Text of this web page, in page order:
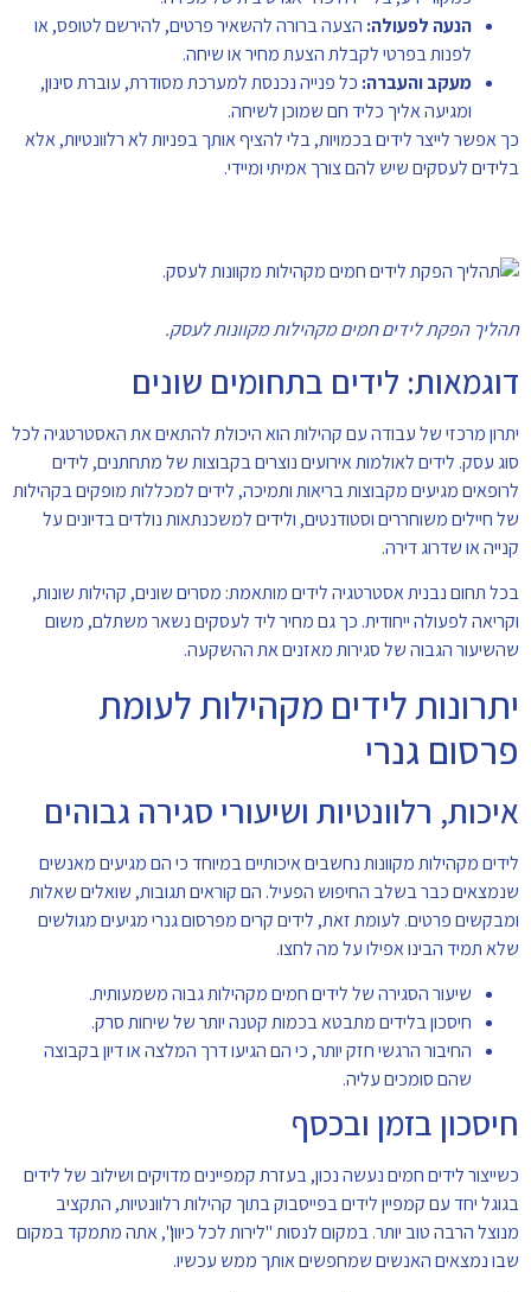
הנעה לפעולה: הצעה ברורה להשאיר פרטים, להירשם לטופס, או
לפנות בפרטי לקבלת הצעת מחיר או שיחה.
מעקב והעברה: כל פנייה נכנסת למערכת מסודרת, עוברת סינון,
ומגיעה אליך כליד חם שמוכן לשיחה.
כך אפשר לייצר לידים בכמויות, בלי להציף אותך בפניות לא רלוונטיות, אלא
בלידים לעסקים שיש להם צורך אמיתי ומיידי.
תהליך הפקת לידים חמים מקהילות מקוונות לעסק.
דוגמאות: לידים בתחומים שונים
יתרון מרכזי של עבודה עם קהילות הוא היכולת להתאים את האסטרטגיה לכל
סוג עסק. לידים לאולמות אירועים נוצרים בקבוצות של מתחתנים, לידים
לרופאים מגיעים מקבוצות בריאות ותמיכה, לידים למכללות מופקים בקהילות
של חיילים משוחררים וסטודנטים, ולידים למשכנתאות נולדים בדיונים על
קנייה או שדרוג דירה.
בכל תחום נבנית אסטרטגיה לידים מותאמת: מסרים שונים, קהילות שונות,
וקריאה לפעולה ייחודית. כך גם מחיר ליד לעסקים נשאר משתלם, משום
שהשיעור הגבוה של סגירות מאזנים את ההשקעה.
יתרונות לידים מקהילות לעומת
פרסום גנרי
איכות, רלוונטיות ושיעורי סגירה גבוהים
לידים מקהילות מקוונות נחשבים איכותיים במיוחד כי הם מגיעים מאנשים
שנמצאים כבר בשלב החיפוש הפעיל. הם קוראים תגובות, שואלים שאלות
ומבקשים פרטים. לעומת זאת, לידים קרים מפרסום גנרי מגיעים מגולשים
שלא תמיד הבינו אפילו על מה לחצו.
שיעור הסגירה של לידים חמים מקהילות גבוה משמעותית.
חיסכון בלידים מתבטא בכמות קטנה יותר של שיחות סרק.
החיבור הרגשי חזק יותר, כי הם הגיעו דרך המלצה או דיון בקבוצה
שהם סומכים עליה.
חיסכון בזמן ובכסף
כשייצור לידים חמים נעשה נכון, בעזרת קמפיינים מדויקים ושילוב של לידים
בגוגל יחד עם קמפיין לידים בפייסבוק בתוך קהילות רלוונטיות, התקציב
מנוצל הרבה טוב יותר. במקום לנסות "לירות לכל כיוון", אתה מתמקד במקום
שבו נמצאים האנשים שמחפשים אותך ממש עכשיו.